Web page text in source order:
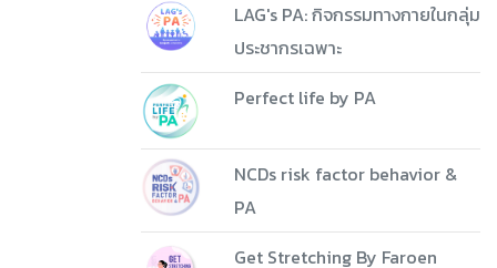
LAG's PA: กิจกรรมทางกายในกลุ่ม
ประชากรเฉพาะ
Perfect life by PA
NCDs risk factor behavior &
PA
Get Stretching By Faroen